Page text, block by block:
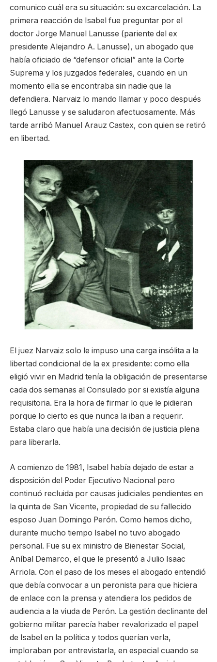
comunico cuál era su situación: su excarcelación. La
primera reacción de Isabel fue preguntar por el
doctor Jorge Manuel Lanusse (pariente del ex
presidente Alejandro A. Lanusse), un abogado que
había oficiado de “defensor oficial” ante la Corte
Suprema y los juzgados federales, cuando en un
momento ella se encontraba sin nadie que la
defendiera. Narvaiz lo mando llamar y poco después
llegó Lanusse y se saludaron afectuosamente. Más
tarde arribó Manuel Arauz Castex, con quien se retiró
en libertad.
El juez Narvaiz solo le impuso una carga insólita a la
libertad condicional de la ex presidente: como ella
eligió vivir en Madrid tenía la obligación de presentarse
cada dos semanas al Consulado por si existía alguna
requisitoria. Era la hora de firmar lo que le pidieran
porque lo cierto es que nunca la iban a requerir.
Estaba claro que había una decisión de justicia plena
para liberarla.
A comienzo de 1981, Isabel había dejado de estar a
disposición del Poder Ejecutivo Nacional pero
continuó recluida por causas judiciales pendientes en
la quinta de San Vicente, propiedad de su fallecido
esposo Juan Domingo Perón. Como hemos dicho,
durante mucho tiempo Isabel no tuvo abogado
personal. Fue su ex ministro de Bienestar Social,
Aníbal Demarco, el que le presentó a Julio Isaac
Arriola. Con el paso de los meses el abogado entendió
que debía convocar a un peronista para que hiciera
de enlace con la prensa y atendiera los pedidos de
audiencia a la viuda de Perón. La gestión declinante del
gobierno militar parecía haber revalorizado el papel
de Isabel en la política y todos querían verla,
imploraban por entrevistarla, en especial cuando se